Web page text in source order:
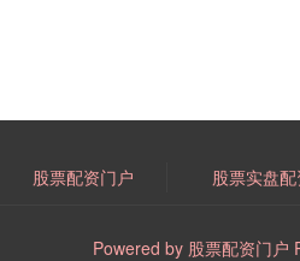
股票配资门户 股票实盘配
Powered by 股票配资门户